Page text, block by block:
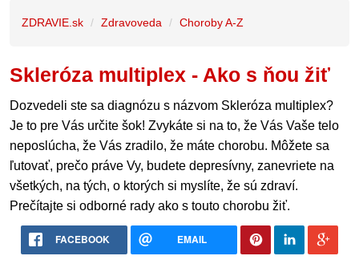
ZDRAVIE.sk Zdravoveda Choroby A-Z
Skleróza multiplex - Ako s ňou žiť
Dozvedeli ste sa diagnózu s názvom Skleróza multiplex?
Je to pre Vás určite šok! Zvykáte si na to, že Vás Vaše telo
neposlúcha, že Vás zradilo, že máte chorobu. Môžete sa
ľutovať, prečo práve Vy, budete depresívny, zanevriete na
všetkých, na tých, o ktorých si myslíte, že sú zdraví.
Prečítajte si odborné rady ako s touto chorobu žiť.
FACEBOOK EMAIL